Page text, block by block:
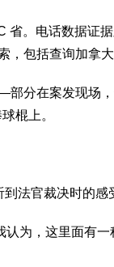
省。电话数据证
，包括查询加拿
分在案发现场，
棍上。
法官裁决时的感
认为，这里面有